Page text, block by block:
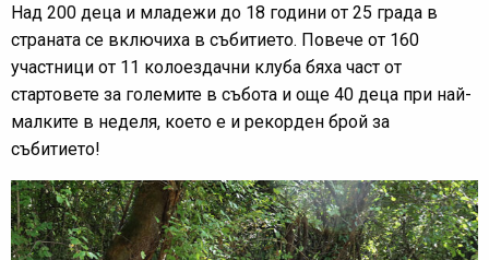
Над 200 деца и младежи до 18 години от 25 града в
страната се включиха в събитието. Повече от 160
участници от 11 колоездачни клуба бяха част от
стартовете за големите в събота и още 40 деца при най-
малките в неделя, което е и рекорден брой за
събитието!